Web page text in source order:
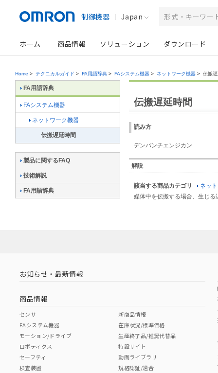
制御機器 Japan
ホーム 商品情報 ソリューション ダウンロード
Home > テクニカルガイド > FA用語辞典 > FAシステム機器 > ネットワーク機器 > 伝搬
伝搬遅延時間
読み方
デンパンチエンジカン
解説
該当する商品カテゴリ
ネッ
媒体中を伝搬する場合、生じる
FA用語辞典
FAシステム機器
ネットワーク機器
伝搬遅延時間
製品に関するFAQ
技術解説
FA用語辞典
お知らせ・最新情報
商品情報
センサ
FAシステム機器
モーション/ドライブ
ロボティクス
セーフティ
検査装置
新商品情報
在庫状況/標準価格
生産終了品/推奨代替品
特設サイト
動画ライブラリ
規格認証/適合